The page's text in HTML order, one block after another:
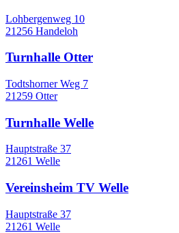
Lohbergenweg 10
21256 Handeloh
Turnhalle Otter
Todtshorner Weg 7
21259 Otter
Turnhalle Welle
Hauptstraße 37
21261 Welle
Vereinsheim TV Welle
Hauptstraße 37
21261 Welle